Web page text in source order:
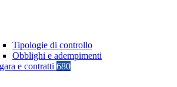
Tipologie di controllo
Obblighi e adempimenti
e contratti 680